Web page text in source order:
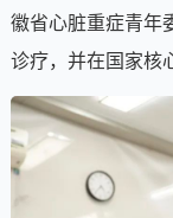
徽省心脏重症青年
诊疗，并在国家核